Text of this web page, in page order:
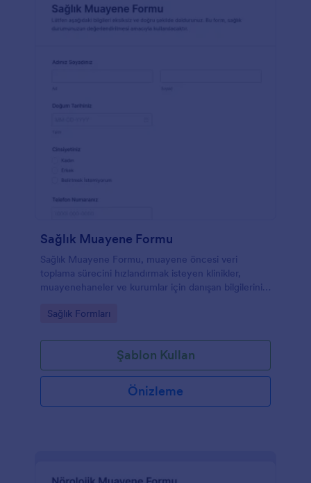
Sağlık Muayene Formu
Sağlık Muayene Formu, muayene öncesi veri
toplama sürecini hızlandırmak isteyen klinikler,
muayenehaneler ve kurumlar için danışan bilgilerini
olur.
Go to Category:
Sağlık Formları
Şablon Kullan
Önizleme